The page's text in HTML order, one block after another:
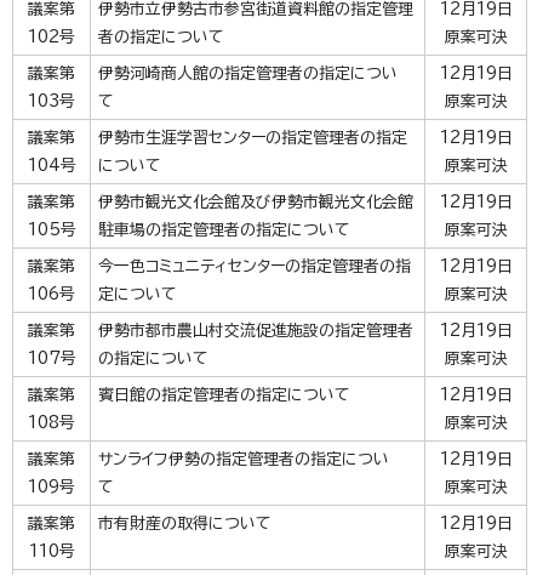
議案第
102号
伊勢市立伊勢古市参宮街道資料館の指定管理
者の指定について
12月19日
原案可決
議案第
103号
伊勢河崎商人館の指定管理者の指定につい
て
12月19日
原案可決
議案第
104号
伊勢市生涯学習センターの指定管理者の指定
について
12月19日
原案可決
議案第
105号
伊勢市観光文化会館及び伊勢市観光文化会館
駐車場の指定管理者の指定について
12月19日
原案可決
議案第
106号
今一色コミュニティセンターの指定管理者の指
定について
12月19日
原案可決
議案第
107号
伊勢市都市農山村交流促進施設の指定管理者
の指定について
12月19日
原案可決
議案第
108号
賓日館の指定管理者の指定について
12月19日
原案可決
議案第
109号
サンライフ伊勢の指定管理者の指定につい
て
12月19日
原案可決
議案第
110号
市有財産の取得について
12月19日
原案可決